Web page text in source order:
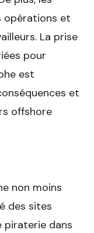
opérations et
La prise
pour
est
et
offshore
non moins
des sites
piraterie dans